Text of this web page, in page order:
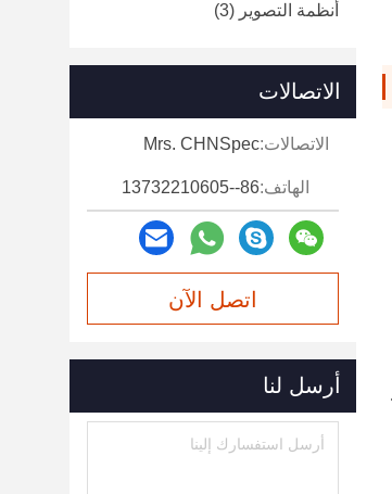
أنظمة التصوير (3)
الاتصالات
الاتصالات:Mrs. CHNSpec
الهاتف:86--13732210605
اتصل الآن
أرسل لنا